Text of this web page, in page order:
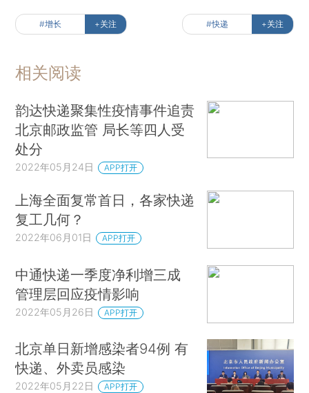
#增长 +关注 #快递 +关注
相关阅读
韵达快递聚集性疫情事件追责
北京邮政监管 局长等四人受
处分
2022年05月24日 APP打开
上海全面复常首日，各家快递
复工几何？
2022年06月01日 APP打开
中通快递一季度净利增三成
管理层回应疫情影响
2022年05月26日 APP打开
北京单日新增感染者94例 有
快递、外卖员感染
2022年05月22日 APP打开